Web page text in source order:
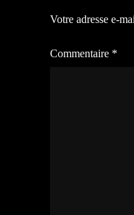
Votre adresse e-
Commentaire *